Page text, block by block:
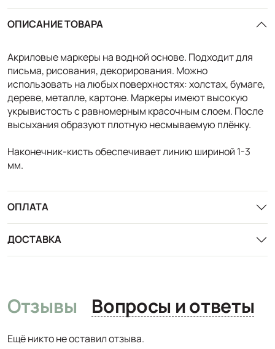
ОПИСАНИЕ ТОВАРА
Акриловые маркеры на водной основе. Подходит для
письма, рисования, декорирования. Можно
использовать на любых поверхностях: холстах, бумаге,
дереве, металле, картоне. Маркеры имеют высокую
укрывистость с равномерным красочным слоем. После
высыхания образуют плотную несмываемую плёнку.
Наконечник-кисть обеспечивает линию шириной 1-3
мм.
ОПЛАТА
ДОСТАВКА
Отзывы Вопросы и ответы
Ещё никто не оставил отзыва.